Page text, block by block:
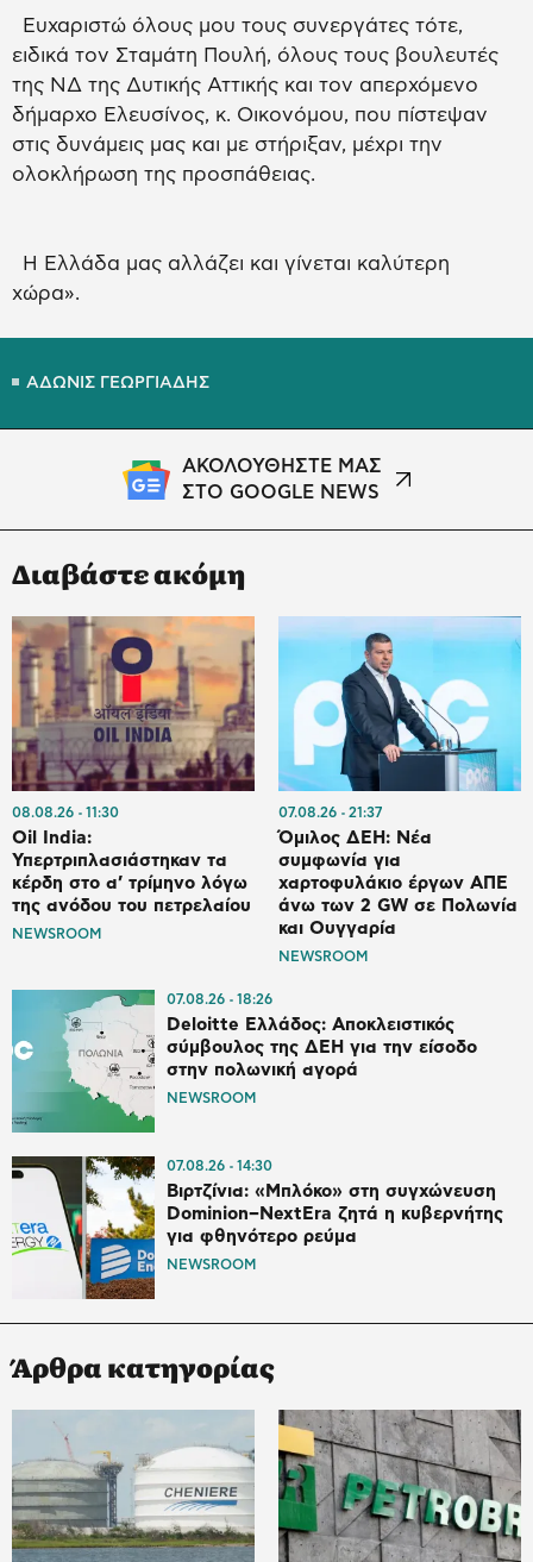
Ευχαριστώ όλους μου τους συνεργάτες τότε,
ειδικά τον Σταμάτη Πουλή, όλους τους βουλευτές
της ΝΔ της Δυτικής Αττικής και τον απερχόμενο
δήμαρχο Ελευσίνος, κ. Οικονόμου, που πίστεψαν
στις δυνάμεις μας και με στήριξαν, μέχρι την
ολοκλήρωση της προσπάθειας.
Η Ελλάδα μας αλλάζει και γίνεται καλύτερη
χώρα».
ΑΔΩΝΙΣ ΓΕΩΡΓΙΑΔΗΣ
ΑΚΟΛΟΥΘΗΣΤΕ ΜΑΣ
ΣΤΟ GOOGLE NEWS
Διαβάστε ακόμη
08.08.26 11:30
Oil India:
Υπερτριπλασιάστηκαν τα
κέρδη στο α’ τρίμηνο λόγω
της ανόδου του πετρελαίου
NEWSROOM
07.08.26 21:37
Όμιλος ΔΕΗ: Νέα
συμφωνία για
χαρτοφυλάκιο έργων ΑΠΕ
άνω των 2 GW σε Πολωνία
και Ουγγαρία
NEWSROOM
07.08.26 18:26
Deloitte Ελλάδος: Αποκλειστικός
σύμβουλος της ΔΕΗ για την είσοδο
στην πολωνική αγορά
NEWSROOM
07.08.26 14:30
Βιρτζίνια: «Μπλόκο» στη συγχώνευση
Dominion–NextEra ζητά η κυβερνήτης
για φθηνότερο ρεύμα
NEWSROOM
Άρθρα κατηγορίας